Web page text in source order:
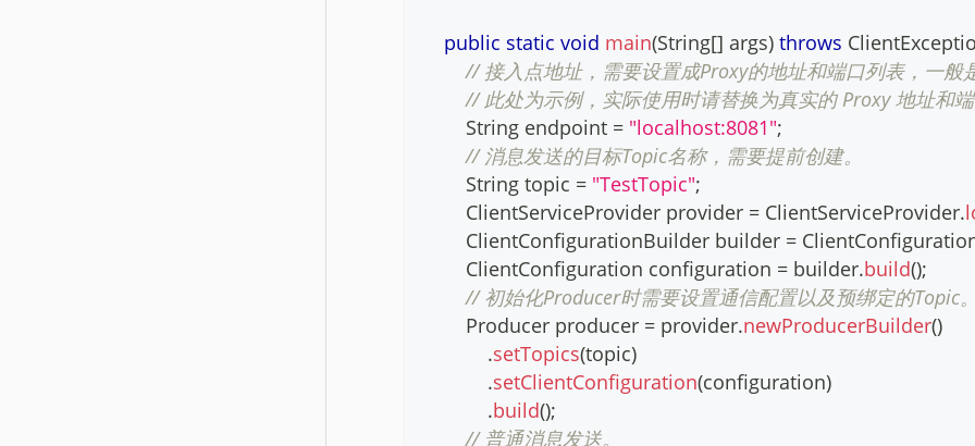
public static void main(String[] args) throws
// 接入点地址，需要设置成Proxy的地址和端口列表，一般
// 此处为示例，实际使用时请替换为真实的 Proxy 地址和
String endpoint = "localhost:8081";
// 消息发送的目标Topic名称，需要提前创建。
String topic = "TestTopic";
ClientServiceProvider provider = ClientServiceProvider.
ClientConfigurationBuilder builder =
ClientConfiguration configuration = builder.build();
// 初始化Producer时需要设置通信配置以及预绑定的Topic
Producer producer = provider.newProducerBuilder()
.setTopics(topic)
.setClientConfiguration(configuration)
.build();
// 普通消息发送。